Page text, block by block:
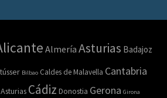
Almería Asturias Badajoz
Bilbao Caldes de Malavella Cantabria
Cádiz Donostia Gerona Girona